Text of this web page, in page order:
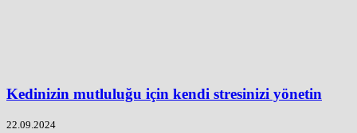
Kedinizin mutluluğu için kendi stresinizi yönetin
22.09.2024